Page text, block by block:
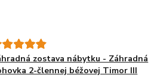
zostava nábytku - Záhradná
2-člennej béžovej Timor III